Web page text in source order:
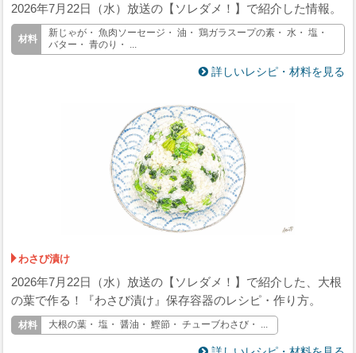
2026年7月22日（水）放送の【ソレダメ！】で紹介した情報。
新じゃが・ 魚肉ソーセージ・ 油・ 鶏ガラスープの素・ 水・ 塩・
バター・ 青のり・ ...
詳しいレシピ・材料を見る
わさび漬け
2026年7月22日（水）放送の【ソレダメ！】で紹介した、大根
の葉で作る！『わさび漬け』保存容器のレシピ・作り方。
大根の葉・ 塩・ 醤油・ 鰹節・ チューブわさび・ ...